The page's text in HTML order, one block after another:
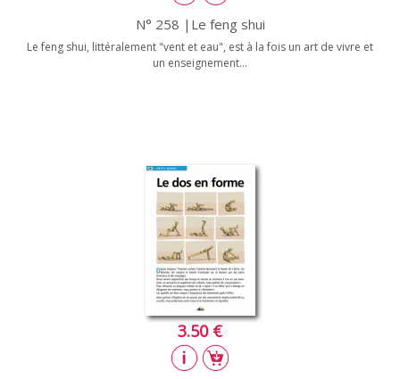
N° 258 |Le feng shui
Le feng shui, littéralement "vent et eau", est à la fois un art de vivre et
un enseignement...
3.50 €